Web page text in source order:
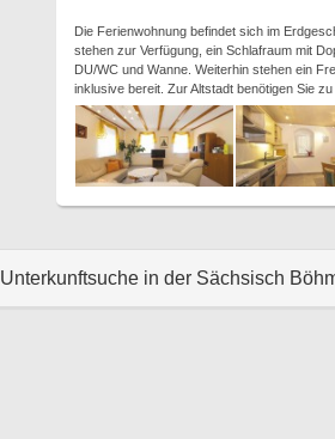
Die Ferienwohnung befindet sich im
stehen zur Verfügung, ein Schlafraum mit
DU/WC und Wanne. Weiterhin stehen ein
inklusive bereit. Zur Altstadt benötigen Sie
Unterkunftsuche in der Sächsisch